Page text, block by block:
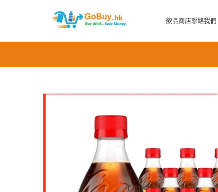
飲品商店聯絡我們